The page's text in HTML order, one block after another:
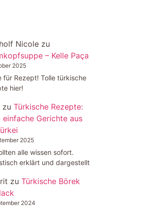
Nicole zu
– Kelle Paça
2025
für Rezept! Tolle türkische
hier!
zu Türkische Rezepte:
einfache Gerichte aus
2025
alle wissen sofort.
erklärt und dargestellt
zu Türkische Börek
2024